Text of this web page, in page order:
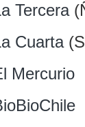
Tercera
Cuarta
Mercurio